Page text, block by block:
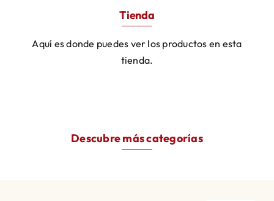
Mi cuenta
Tienda
Aquí es donde puedes ver los productos en esta
tienda.
Descubre más categorías